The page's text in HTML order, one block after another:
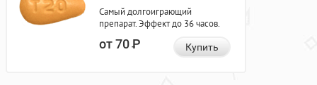
Самый долгоиграющий
препарат. Эффект до 36 часов.
от 70Р Купить